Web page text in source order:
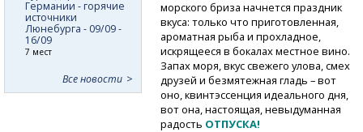
морского бриза начнется праздник
вкуса: только что приготовленная,
ароматная рыба и прохладное,
искрящееся в бокалах местное вино.
Запах моря, вкус свежего улова, смех
друзей и безмятежная гладь – вот
оно, квинтэссенция идеального дня,
вот она, настоящая, невыдуманная
радость ОТПУСКА!
Германии - горячие
источники
Люнебурга - 09/09 -
16/09
7 мест
Все новости